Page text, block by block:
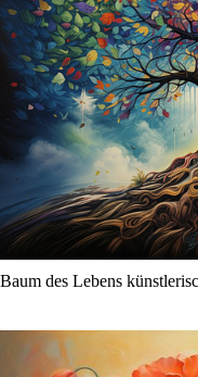
Baum des Lebens